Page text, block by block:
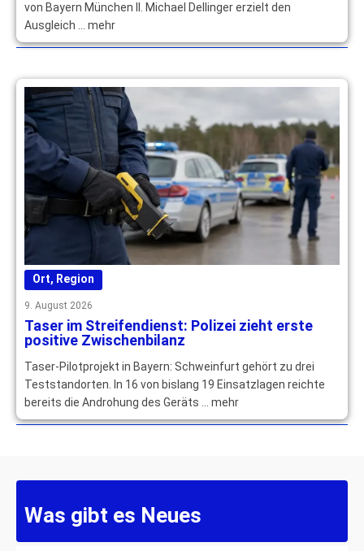
von Bayern München II. Michael Dellinger erzielt den
Ausgleich … mehr
Ort, Region
9. August 2026
Taser im Streifendienst: Polizei zieht erste
positive Zwischenbilanz
Taser-Pilotprojekt in Bayern: Schweinfurt gehört zu drei
Teststandorten. In 16 von bislang 19 Einsatzlagen reichte
bereits die Androhung des Geräts … mehr
Was gibt es Neues